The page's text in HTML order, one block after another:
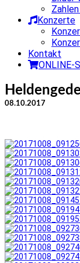
Konzerte
Kontakt
ONLINE-
08.10.2017